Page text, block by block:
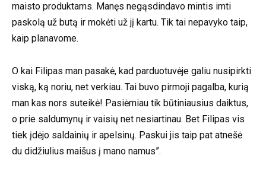
maisto produktams. Manęs negąsdindavo mintis imti
paskolą už butą ir mokėti už jį kartu. Tik tai nepavyko taip,
kaip planavome.
O kai Filipas man pasakė, kad parduotuvėje galiu nusipirkti
viską, ką noriu, net verkiau. Tai buvo pirmoji pagalba, kurią
man kas nors suteikė! Pasiėmiau tik būtiniausius daiktus,
o prie saldumynų ir vaisių net nesiartinau. Bet Filipas vis
tiek įdėjo saldainių ir apelsinų. Paskui jis taip pat atnešė
du didžiulius maišus į mano namus”.